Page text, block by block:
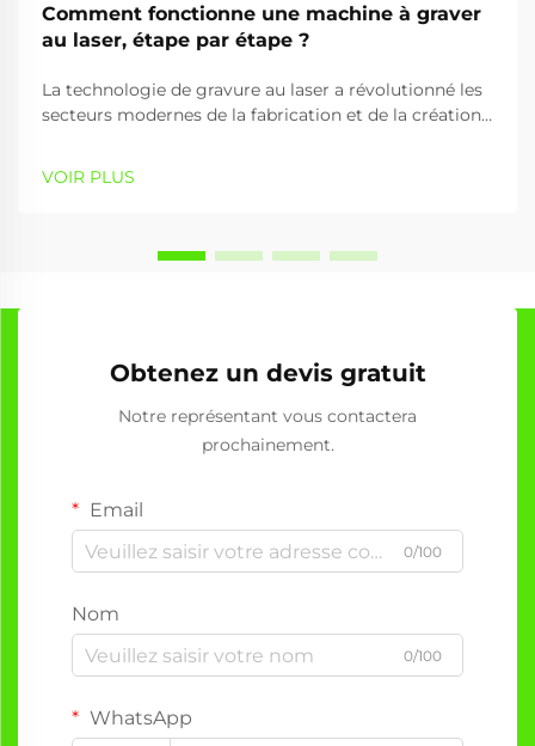
Comment fonctionne une machine à graver
au laser, étape par étape ?
La technologie de gravure au laser a révolutionné les
secteurs modernes de la fabrication et de la création
graver utilise des faisceaux laser focalisés pour créer
VOIR PLUS
Obtenez un devis gratuit
Notre représentant vous contactera
prochainement.
Email
0/100
Nom
0/100
WhatsApp